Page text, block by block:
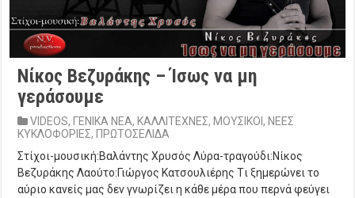
Νίκος Βεζυράκης – Ίσως να μη
γεράσουμε
VIDEOS, ΓΕΝΙΚΑ ΝΕΑ, ΚΑΛΛΙΤΕΧΝΕΣ, ΜΟΥΣΙΚΟΙ, ΝΕΕΣ
ΚΥΚΛΟΦΟΡΙΕΣ, ΠΡΩΤΟΣΕΛΙΔΑ
Στίχοι-μουσική:Βαλάντης Χρυσός Λύρα-τραγούδι:Νίκος
Βεζυράκης Λαούτο:Γιώργος Κατσουλιέρης Tι ξημερώνει το
αύριο κανείς μας δεν γνωρίζει η κάθε μέρα που περνά φεύγει